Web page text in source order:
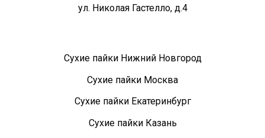
ул. Николая Гастелло, д.4
Сухие пайки Нижний Новгород
Сухие пайки Москва
Сухие пайки Екатеринбург
Сухие пайки Казань